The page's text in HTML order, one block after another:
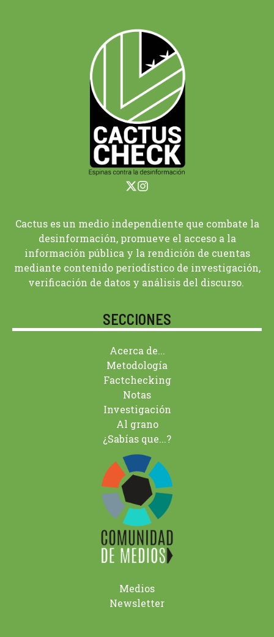
Cactus es un medio independiente que combate la
desinformación, promueve el acceso a la
información pública y la rendición de cuentas
mediante contenido periodístico de investigación,
verificación de datos y análisis del discurso.
SECCIONES
Acerca de...
Metodología
Factchecking
Notas
Investigación
Al grano
¿Sabías que...?
Medios
Newsletter